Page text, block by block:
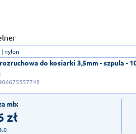
do kosiarki 3,5mm - szpula -
| nylon
mb:
zł